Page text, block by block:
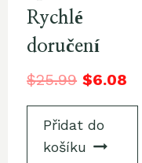
Rychlé
doručení
$25.99 $6.08
Přidat do
košíku